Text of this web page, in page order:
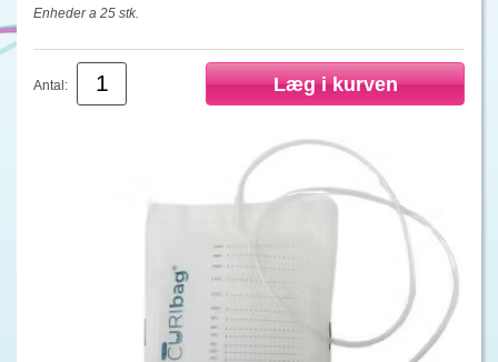
Enheder a 25 stk.
Antal: